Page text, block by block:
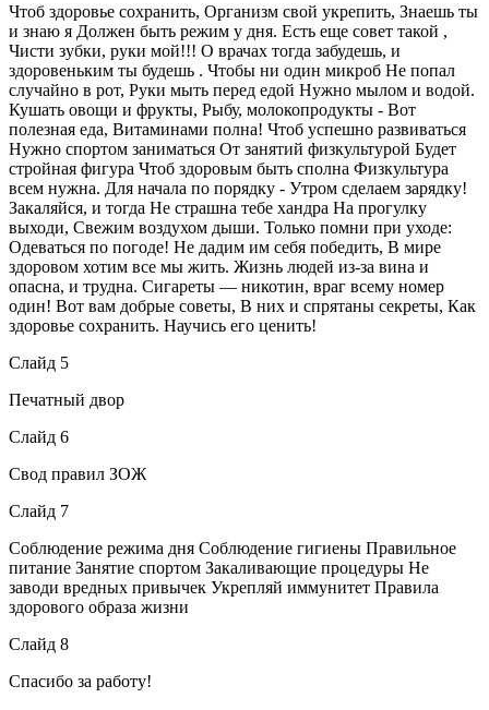
Чтоб здоровье сохранить, Организм свой укрепить, Знаешь ты
и знаю я Должен быть режим у дня. Есть еще совет такой ,
Чисти зубки, руки мой!!! О врачах тогда забудешь, и
здоровеньким ты будешь . Чтобы ни один микроб Не попал
случайно в рот, Руки мыть перед едой Нужно мылом и водой.
Кушать овощи и фрукты, Рыбу, молокопродукты - Вот
полезная еда, Витаминами полна! Чтоб успешно развиваться
Нужно спортом заниматься От занятий физкультурой Будет
стройная фигура Чтоб здоровым быть сполна Физкультура
всем нужна. Для начала по порядку - Утром сделаем зарядку!
Закаляйся, и тогда Не страшна тебе хандра На прогулку
выходи, Свежим воздухом дыши. Только помни при уходе:
Одеваться по погоде! Не дадим им себя победить, В мире
здоровом хотим все мы жить. Жизнь людей из-за вина и
опасна, и трудна. Сигареты — никотин, враг всему номер
один! Вот вам добрые советы, В них и спрятаны секреты, Как
здоровье сохранить. Научись его ценить!
Слайд 5
Печатный двор
Слайд 6
Свод правил ЗОЖ
Слайд 7
Соблюдение режима дня Соблюдение гигиены Правильное
питание Занятие спортом Закаливающие процедуры Не
заводи вредных привычек Укрепляй иммунитет Правила
здорового образа жизни
Слайд 8
Спасибо за работу!